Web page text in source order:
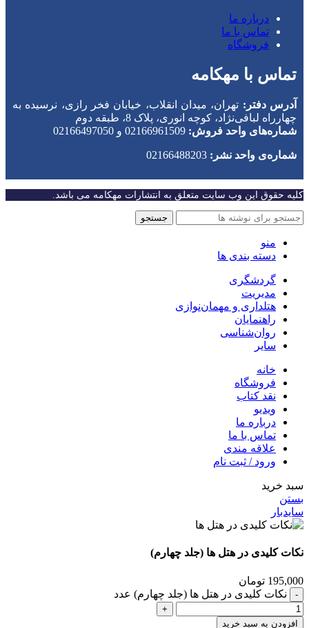
درباره ما
تماس با ما
فروشگاه
تماس با مهکامه
آدرس دفتر: تهران، میدان انقلاب، خیابان فخر رازی، نرسیده به
چهارراه لبافی‌نژاد، کوچه انوری، پلاک 8، طبقه دوم
شماره‌های واحد فروش: 02166961509 و 02166497050
شماره‌‌ی واحد نشر:
کلیه حقوق این وب سایت متعلق به انتشارات مهکامه می باشد.
جستجو
منو
دسته بندی ها
گردشگری
مدیریت
هتلداری و مهمان‌نوازی
راهنمایان
روان‌شناسی
سایر
خانه
فروشگاه
نقد کتاب
ویدیو
درباره‌ ما
تماس با ما
علاقه مندی
ورود / ثبت نام
سبد خرید
بستن
سایدبار
نکات کلیدی در هتل ها (جلد چهارم)
195,000 تومان
نکات کلیدی در هتل ها (جلد چهارم) عدد
افزودن به سبد خرید